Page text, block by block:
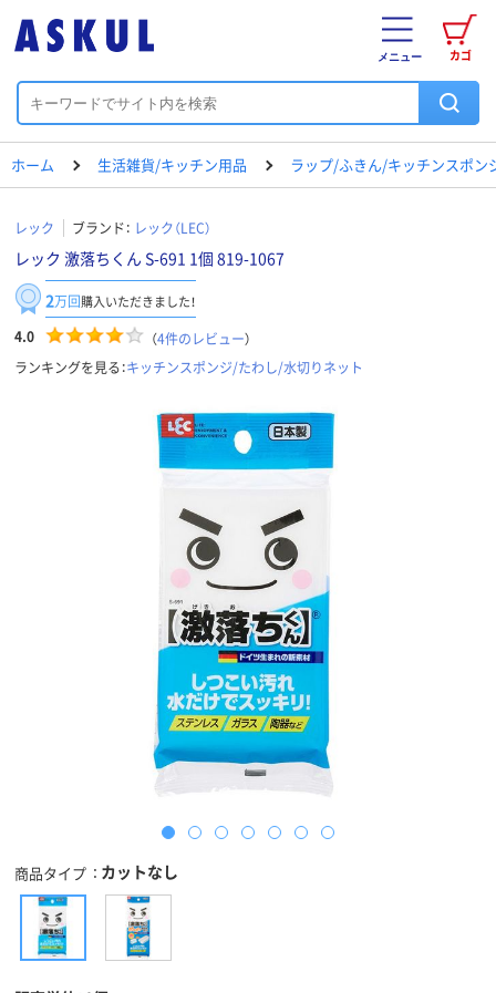
カゴ
メニュー
ホーム 生活雑貨/キッチン用品 ラップ/ふきん/キッチンスポン
レック ブランド： レック（LEC）
レック 激落ちくん S-691 1個 819-1067
2万回購入いただきました！
4.0 （4件のレビュー）
ランキングを見る：キッチンスポンジ/たわし/水切りネット
商品タイプ カットなし